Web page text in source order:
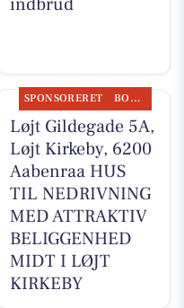
SPONSORERET BOLIGMARKED
Løjt Gildegade 5A,
Løjt Kirkeby, 6200
Aabenraa HUS
TIL NEDRIVNING
MED ATTRAKTIV
BELIGGENHED
MIDT I LØJT
KIRKEBY